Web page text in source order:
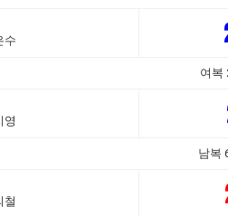
수
여복
영
남복
철